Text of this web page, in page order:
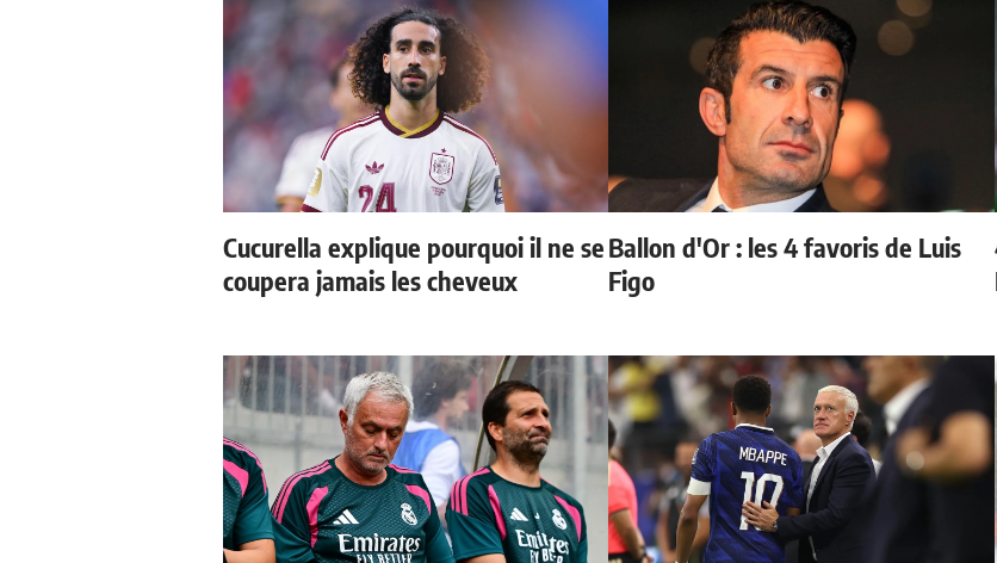
Cucurella explique pourquoi il ne se
coupera jamais les cheveux
Ballon d'Or : les 4 favoris de Luis
Figo